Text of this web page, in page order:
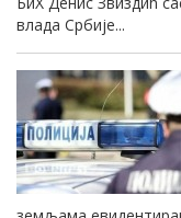
влада Србије...